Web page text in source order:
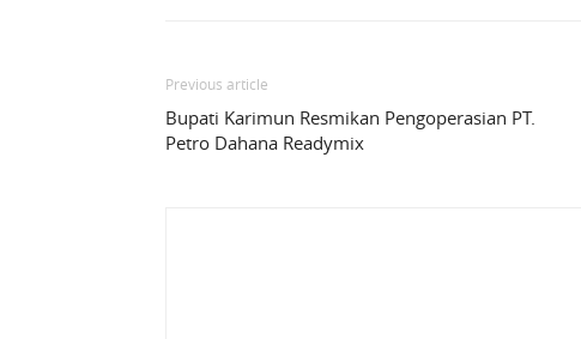
Previous article
Bupati Karimun Resmikan Pengoperasian PT.
Petro Dahana Readymix